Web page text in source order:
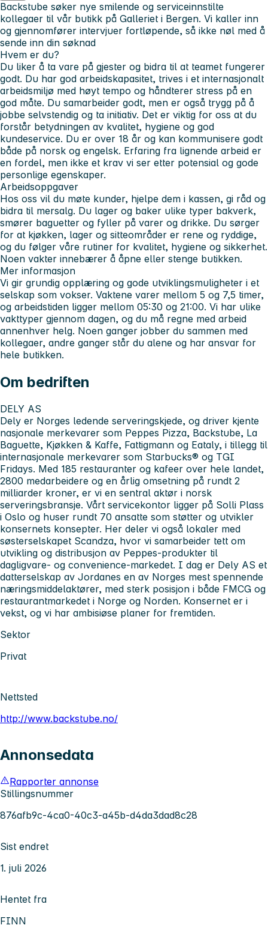
Backstube søker nye smilende og serviceinnstilte
kollegaer til vår butikk på Galleriet i Bergen. Vi kaller inn
og gjennomfører intervjuer fortløpende, så ikke nøl med å
sende inn din søknad
Hvem er du?
Du liker å ta vare på gjester og bidra til at teamet fungerer
godt. Du har god arbeidskapasitet, trives i et internasjonalt
arbeidsmiljø med høyt tempo og håndterer stress på en
god måte. Du samarbeider godt, men er også trygg på å
jobbe selvstendig og ta initiativ. Det er viktig for oss at du
forstår betydningen av kvalitet, hygiene og god
kundeservice. Du er over 18 år og kan kommunisere godt
både på norsk og engelsk. Erfaring fra lignende arbeid er
en fordel, men ikke et krav vi ser etter potensial og gode
personlige egenskaper.
Arbeidsoppgaver
Hos oss vil du møte kunder, hjelpe dem i kassen, gi råd og
bidra til mersalg. Du lager og baker ulike typer bakverk,
smører baguetter og fyller på varer og drikke. Du sørger
for at kjøkken, lager og sitteområder er rene og ryddige,
og du følger våre rutiner for kvalitet, hygiene og sikkerhet.
Noen vakter innebærer å åpne eller stenge butikken.
Mer informasjon
Vi gir grundig opplæring og gode utviklingsmuligheter i et
selskap som vokser. Vaktene varer mellom 5 og 7,5 timer,
og arbeidstiden ligger mellom 05:30 og 21:00. Vi har ulike
vakttyper gjennom dagen, og du må regne med arbeid
annenhver helg. Noen ganger jobber du sammen med
kollegaer, andre ganger står du alene og har ansvar for
hele butikken.
Om bedriften
DELY AS
Dely er Norges ledende serveringskjede, og driver kjente
nasjonale merkevarer som Peppes Pizza, Backstube, La
Baguette, Kjøkken & Kaffe, Fattigmann og Eataly, i tillegg til
internasjonale merkevarer som Starbucks® og TGI
Fridays. Med 185 restauranter og kafeer over hele landet,
2800 medarbeidere og en årlig omsetning på rundt 2
milliarder kroner, er vi en sentral aktør i norsk
serveringsbransje. Vårt servicekontor ligger på Solli Plass
i Oslo og huser rundt 70 ansatte som støtter og utvikler
konsernets konsepter. Her deler vi også lokaler med
søsterselskapet Scandza, hvor vi samarbeider tett om
utvikling og distribusjon av Peppes-produkter til
dagligvare- og convenience-markedet. I dag er Dely AS et
datterselskap av Jordanes en av Norges mest spennende
næringsmiddelaktører, med sterk posisjon i både FMCG og
restaurantmarkedet i Norge og Norden. Konsernet er i
vekst, og vi har ambisiøse planer for fremtiden.
Sektor
Privat
Nettsted
http://www.backstube.no/
Annonsedata
Rapporter annonse
Stillingsnummer
876afb9c-4ca0-40c3-a45b-d4da3dad8c28
Sist endret
1. juli 2026
Hentet fra
FINN